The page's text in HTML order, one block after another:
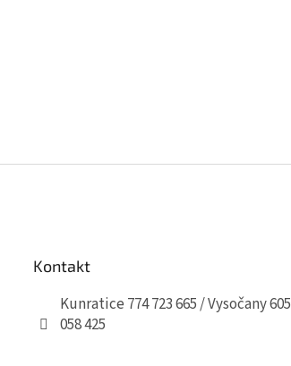
Kontakt
Kunratice 774 723 665 / Vysočany 605
058 425